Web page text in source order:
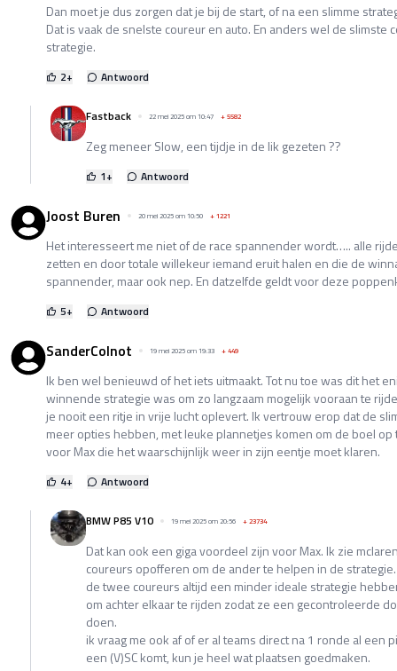
Dan moet je dus zorgen dat je bij de start, of na een slimme
Dat is vaak de snelste coureur en auto. En anders wel de slimste
strategie.
2+ Antwoord
Fastback 22 mei 2025 om 10:47 +5582
Zeg meneer Slow, een tijdje in de lik gezeten ??
1+ Antwoord
Joost Buren 20 mei 2025 om 10:50 +1221
Het interesseert me niet of de race spannender wordt….. alle
zetten en door totale willekeur iemand eruit halen en die de
spannender, maar ook nep. En datzelfde geldt voor deze
5+ Antwoord
SanderColnot 19 mei 2025 om 19:33 +449
Ik ben wel benieuwd of het iets uitmaakt. Tot nu toe was dit het
winnende strategie was om zo langzaam mogelijk vooraan te
je nooit een ritje in vrije lucht oplevert. Ik vertrouw erop dat de
meer opties hebben, met leuke plannetjes komen om de boel op
voor Max die het waarschijnlijk weer in zijn eentje moet klaren.
4+ Antwoord
BMW P85 V10 19 mei 2025 om 20:56 +23734
Dat kan ook een giga voordeel zijn voor Max. Ik zie
coureurs opofferen om de ander te helpen in de
de twee coureurs altijd een minder ideale strategie
om achter elkaar te rijden zodat ze een gecontroleerde
doen.
ik vraag me ook af of er al teams direct na 1 ronde al een
een (V)SC komt, kun je heel wat plaatsen goedmaken.